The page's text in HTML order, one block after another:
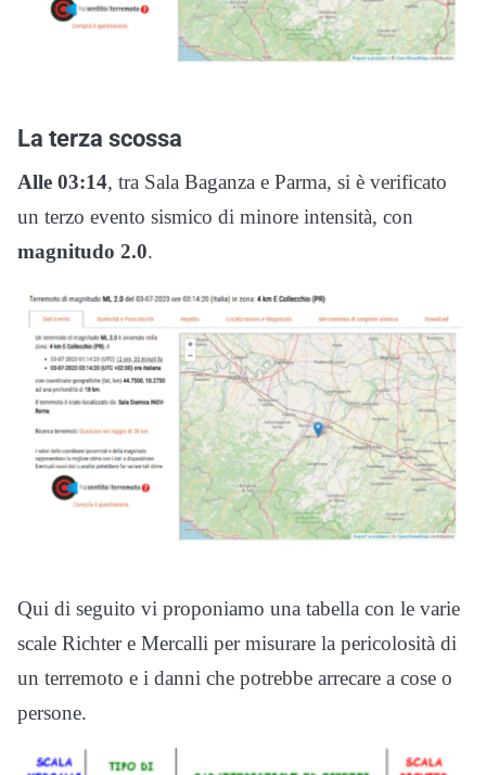
La terza scossa
Alle 03:14, tra Sala Baganza e Parma, si è verificato
un terzo evento sismico di minore intensità, con
magnitudo 2.0.
Qui di seguito vi proponiamo una tabella con le varie
scale Richter e Mercalli per misurare la pericolosità di
un terremoto e i danni che potrebbe arrecare a cose o
persone.